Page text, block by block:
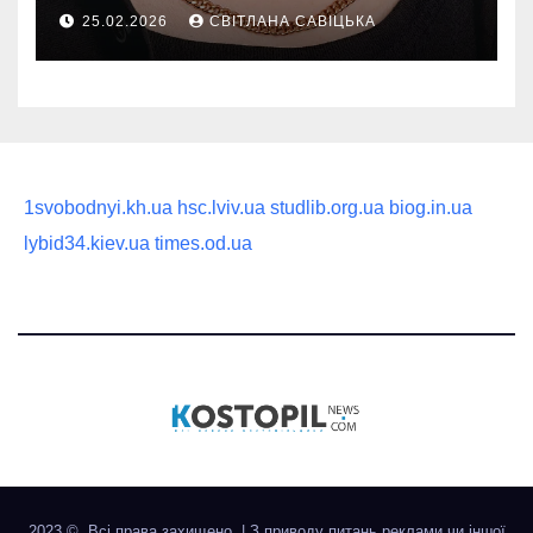
руководство по выбору
статусного украшения
25.02.2026 СВІТЛАНА САВІЦЬКА
1svobodnyi.kh.ua hsc.lviv.ua studlib.org.ua biog.in.ua
lybid34.kiev.ua times.od.ua